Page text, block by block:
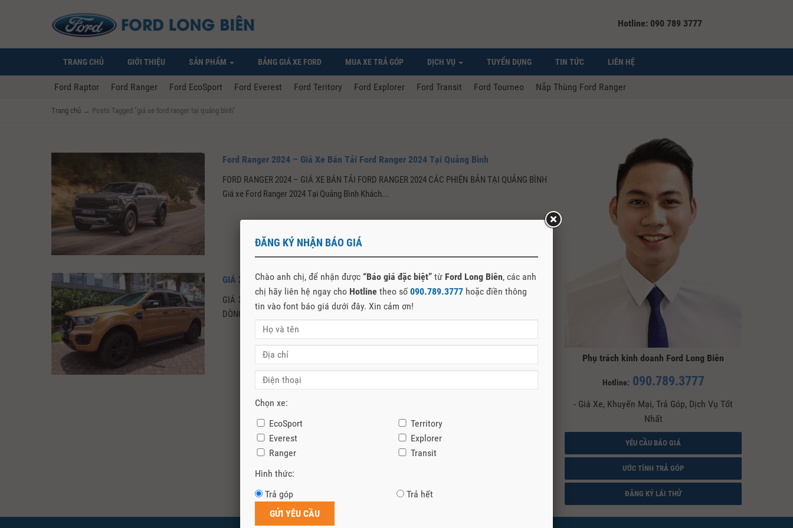
Hotline: 090 789 3777
TRANG CHỦ GIỚI THIỆU SẢN PHẨM BẢNG GIÁ XE FORD MUA XE TRẢ GÓP DỊCH VỤ TUYỂN DỤNG TIN TỨC LIÊN HỆ
Ford Raptor Ford Ranger Ford EcoSport Ford Everest Ford Teritory Ford Explorer Ford Transit Ford Tourneo Nắp Thùng Ford Ranger
Trang chủ → Posts Tagged "giá xe ford ranger tại quảng bình"
Ford Ranger 2024 – Giá Xe Bán Tải Ford Ranger 2024 Tại Quảng Bình
FORD RANGER 2024 – GIÁ XE BÁN TẢI FORD RANGER 2024 CÁC PHIÊN BẢN TẠI QUẢNG BÌNH
Giá xe Ford Ranger 2024 Tại Quảng Bình Khách...
GIÁ XE FORD RANGER TẠI QUẢNG BÌNH – FORD LONG BIÊN
GIÁ XE FORD RANGER 2021 MỚI NHẤT TẠI QUẢNG BÌNH – FORD LONG BIÊN GIỚI THIỆU
DÒNG XE BÁN TẢI FORD RANGER Giá Xe Ford...
Phụ trách kinh doanh Ford Long Biên
Hotline: 090.789.3777
- Giá Xe, Khuyến Mại, Trả Góp, Dịch Vụ Tốt
Nhất
YÊU CẦU BÁO GIÁ
ƯỚC TÍNH TRẢ GÓP
ĐĂNG KÝ LÁI THỬ
ĐĂNG KÝ NHẬN BÁO GIÁ
Chào anh chị, để nhận được “Báo giá đặc biệt” từ Ford Long Biên, các anh
chị hãy liên hệ ngay cho Hotline theo số 090.789.3777 hoặc điền thông
tin vào font báo giá dưới đây. Xin cảm ơn!
Chọn xe:
EcoSport
Territory
Everest
Explorer
Ranger
Transit
Hình thức:
Trả góp
Trả hết